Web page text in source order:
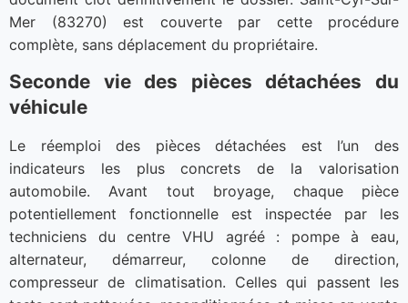
Mer (83270) est couverte par cette procédure
complète, sans déplacement du propriétaire.
Seconde vie des pièces détachées du
véhicule
Le réemploi des pièces détachées est l’un des
indicateurs les plus concrets de la valorisation
automobile. Avant tout broyage, chaque pièce
potentiellement fonctionnelle est inspectée par les
techniciens du centre VHU agréé : pompe à eau,
alternateur, démarreur, colonne de direction,
compresseur de climatisation. Celles qui passent les